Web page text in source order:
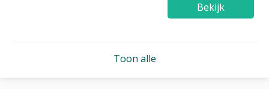
Bekijk
Toon alle